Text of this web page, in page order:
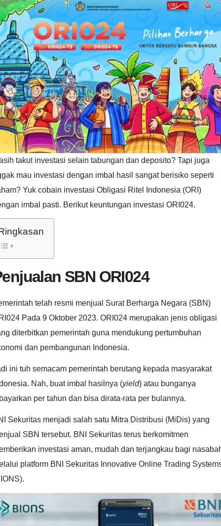
takut investasi selain tabungan dan deposito? Tapi juga
mau investasi dengan imbal hasil sangat berisiko seperti
Yuk cobain investasi Obligasi Ritel Indonesia (ORI)
imbal pasti. Berikut keuntungan investasi ORI024.
SBN ORI024
telah resmi menjual Surat Berharga Negara (SBN)
Pada 9 Oktober 2023. ORI024 merupakan jenis obligasi
diterbitkan pemerintah guna mendukung pertumbuhan
dan pembangunan Indonesia.
ini tuh semacam pemerintah berutang kepada masyarakat
Nah, buat imbal hasilnya (yield) atau bunganya
per tahun dan bisa dirata-rata per bulannya.
Sekuritas menjadi salah satu Mitra Distribusi (MiDis) yang
SBN tersebut. BNI Sekuritas terus berkomitmen
investasi aman, mudah dan terjangkau bagi
platform BNI Sekuritas Innovative Online Trading